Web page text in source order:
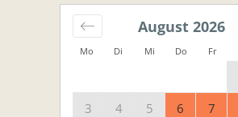
Mo Di Mi Do Fr
August 2026
3
4 5 6 7